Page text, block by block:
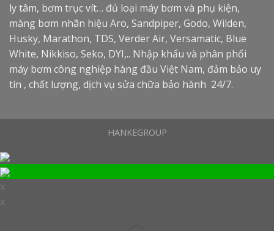
ly tâm, bơm trục vít… đủ loại máy bơm và phụ kiện,
màng bơm nhãn hiệu Aro, Sandpiper, Godo, Wilden,
Husky, Marathon, TDS, Verder Air, Versamatic, Blue
White, Nikkiso, Seko, DYI,.. Nhập khẩu và phân phối
máy bơm công nghiệp hàng đầu Việt Nam, đảm bảo uy
tín , chất lượng, dịch vụ sửa chữa bảo hành 24/7.
HANKEGROUP
x
x